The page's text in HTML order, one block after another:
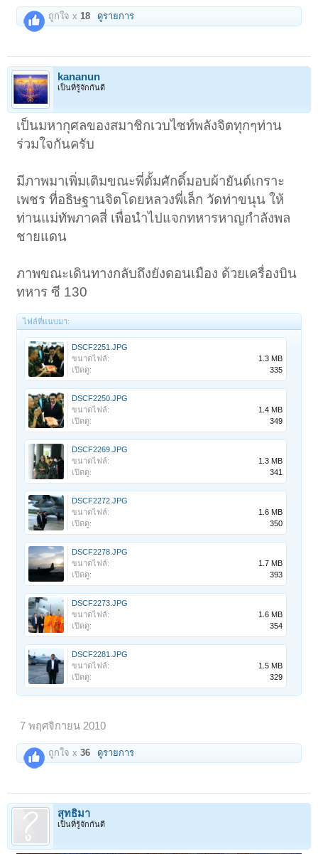
ถูกใจ x 18 ดูรายการ
kananun
เป็นที่รู้จักกันดี
เป็นมหากุศลของสมาชิกเวบไซท์พลังจิตทุกๆท่าน
ร่วมใจกันครับ
มีภาพมาเพิ่มเติมขณะพี่ตั้มศักดิ์มอบผ้ายันต์เกราะ
เพชร ที่อธิษฐานจิตโดยหลวงพี่เล็ก วัดท่าขนุน ให้
ท่านแม่ทัพภาคสี่ เพื่อนำไปแจกทหารหาญกำลังพล
ชายแดน
ภาพขณะเดินทางกลับถึงยังดอนเมือง ด้วยเครื่องบิน
ทหาร ซี 130
ไฟล์ที่แนบมา:
DSCF2251.JPG
ขนาดไฟล์:
1.3 MB
เปิดดู:
335
DSCF2250.JPG
ขนาดไฟล์:
1.4 MB
เปิดดู:
349
DSCF2269.JPG
ขนาดไฟล์:
1.3 MB
เปิดดู:
341
DSCF2272.JPG
ขนาดไฟล์:
1.6 MB
เปิดดู:
350
DSCF2278.JPG
ขนาดไฟล์:
1.7 MB
เปิดดู:
393
DSCF2273.JPG
ขนาดไฟล์:
1.6 MB
เปิดดู:
354
DSCF2281.JPG
ขนาดไฟล์:
1.5 MB
เปิดดู:
329
7 พฤศจิกายน 2010
ถูกใจ x36 ดูรายการ
สุทธิมา
เป็นที่รู้จักกันดี